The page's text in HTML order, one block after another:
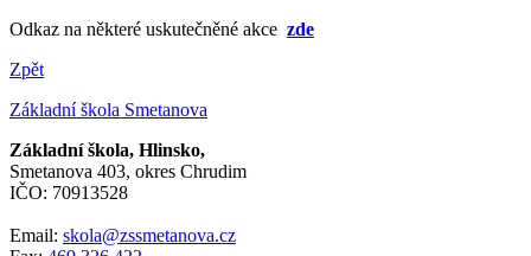
Odkaz na některé uskutečněné akce zde
Zpět
Základní škola Smetanova
Základní škola, Hlinsko,
Smetanova 403, okres Chrudim
IČO: 70913528
Email: skola@zssmetanova.cz